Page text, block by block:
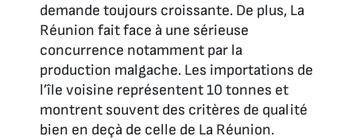
demande toujours croissante. De plus, La
Réunion fait face à une sérieuse
concurrence notamment par la
production malgache. Les importations de
l’île voisine représentent 10 tonnes et
montrent souvent des critères de qualité
bien en deçà de celle de La Réunion.